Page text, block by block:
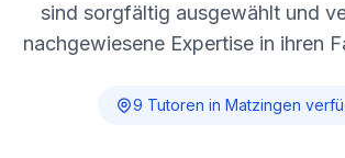
sind sorgfältig ausgewählt und
nachgewiesene Expertise in ihren
9 Tutoren in Matzingen